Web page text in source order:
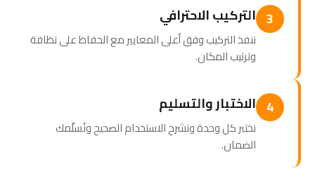
3 التركيب الاحترافي
ننفذ التركيب وفق أعلى المعايير مع الحفاظ على نظافة
وترتيب المكان.
4 الاختبار والتسليم
نختبر كل وحدة ونشرح الاستخدام الصحيح ونُسلّمك
الضمان.